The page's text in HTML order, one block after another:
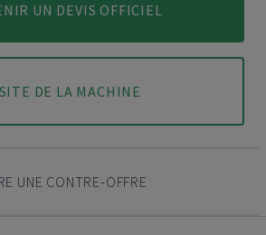
UN DEVIS OFFICIEL
DE LA MACHINE
UNE CONTRE-OFFRE